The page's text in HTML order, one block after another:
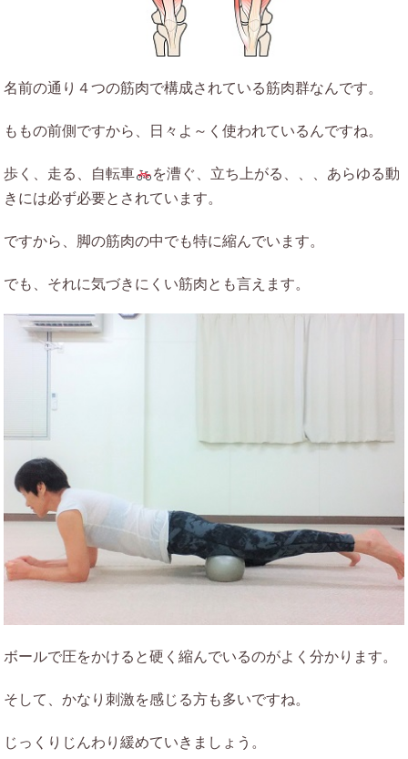
名前の通り４つの筋肉で構成されている筋肉群なんです。
ももの前側ですから、日々よ～く使われているんですね。
歩く、走る、自転車
を漕ぐ、立ち上がる、、、あらゆる動
きには必ず必要とされています。
ですから、脚の筋肉の中でも特に縮んでいます。
でも、それに気づきにくい筋肉とも言えます。
ボールで圧をかけると硬く縮んでいるのがよく分かります。
そして、かなり刺激を感じる方も多いですね。
じっくりじんわり緩めていきましょう。